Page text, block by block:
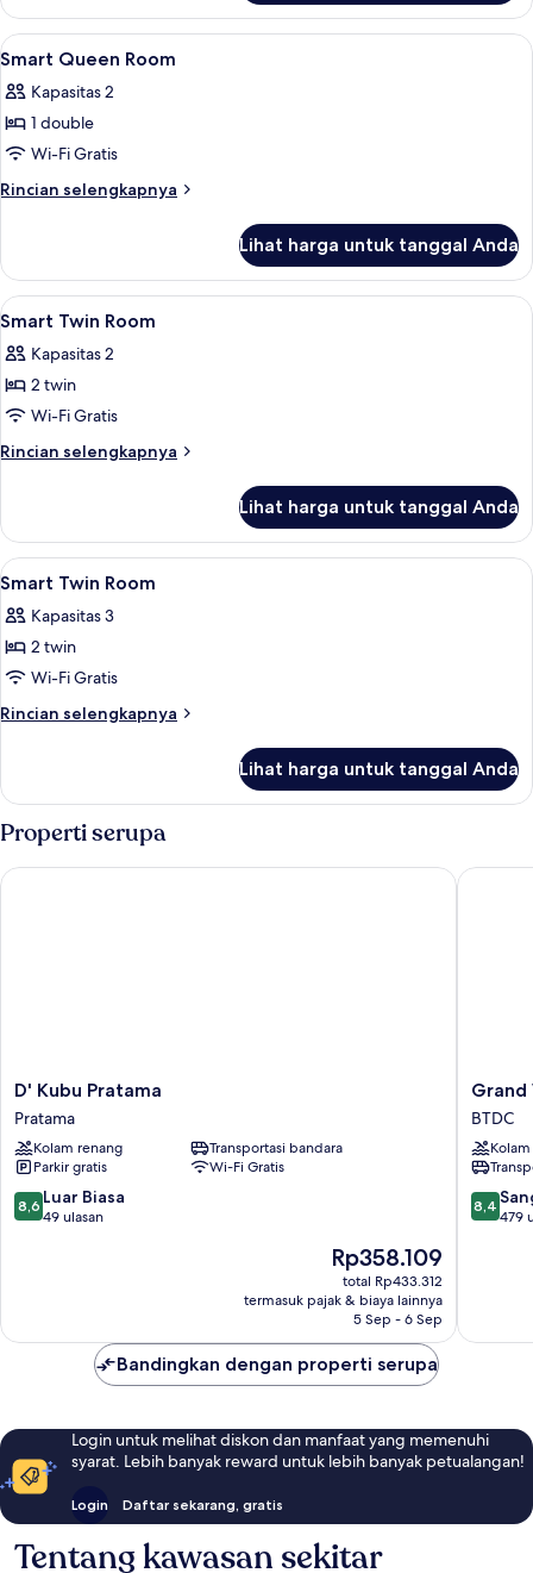
Kamar
Twin
Standar
Lihat
semua
foto
untuk
Smart
Queen
Brankas, meja kerja, Wi-Fi gratis, dan
7
Smart Queen Room
Kapasitas 2
1 double
Wi-Fi Gratis
Rincian selengkapnya
Rincian
Smart
Queen
Room
Lihat harga untuk tanggal Anda
Lihat
semua
foto
untuk
Smart
Twin
Brankas, meja kerja, Wi-Fi gratis, dan
5
Smart Twin Room
Kapasitas 2
2 twin
Wi-Fi Gratis
Rincian selengkapnya
Rincian
Smart
Twin
Room
Lihat harga untuk tanggal Anda
Lihat
semua
foto
untuk
Smart
Twin
Kolam renang | Kolam renang
1
Smart Twin Room
Kapasitas 3
2 twin
Wi-Fi Gratis
Rincian selengkapnya
Rincian
Smart
Twin
Room
Lihat harga untuk tanggal Anda
Properti serupa
D'
Kubu
Pratama
Pratama
D' Kubu Pratama
Pratama
Kolam renang
Transportasi bandara
Parkir gratis
Wi-Fi Gratis
8.6
dari
8,6 Luar Biasa
49 ulasan
Harga
sekarang
Rp358.109
Rp358.109
total Rp433.312
termasuk pajak & biaya lainnya
5 Sep - 6 Sep
D' Kubu Pratama
Grand
Whiz
Hotel
Nusa
Dua
BTDC
Grand
BTDC
8.4
dari
8,4
479
Grand
Bandingkan dengan properti serupa
Login untuk melihat diskon dan manfaat yang memenuhi
syarat. Lebih banyak reward untuk lebih banyak petualangan!
Login Daftar sekarang, gratis
Tentang kawasan sekitar